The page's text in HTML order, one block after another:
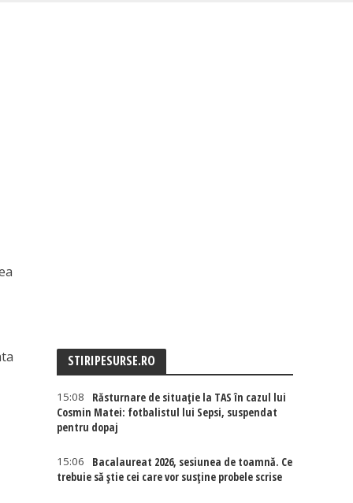
STIRIPESURSE.RO
15:08
Răsturnare de situație la TAS în cazul lui
Cosmin Matei: fotbalistul lui Sepsi, suspendat
pentru dopaj
15:06
Bacalaureat 2026, sesiunea de toamnă. Ce
trebuie să știe cei care vor susține probele scrise